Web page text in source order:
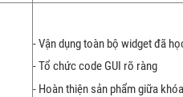
- Vận dụng toàn bộ widget đã
- Tổ chức code GUI rõ ràng
- Hoàn thiện sản phẩm giữa khóa